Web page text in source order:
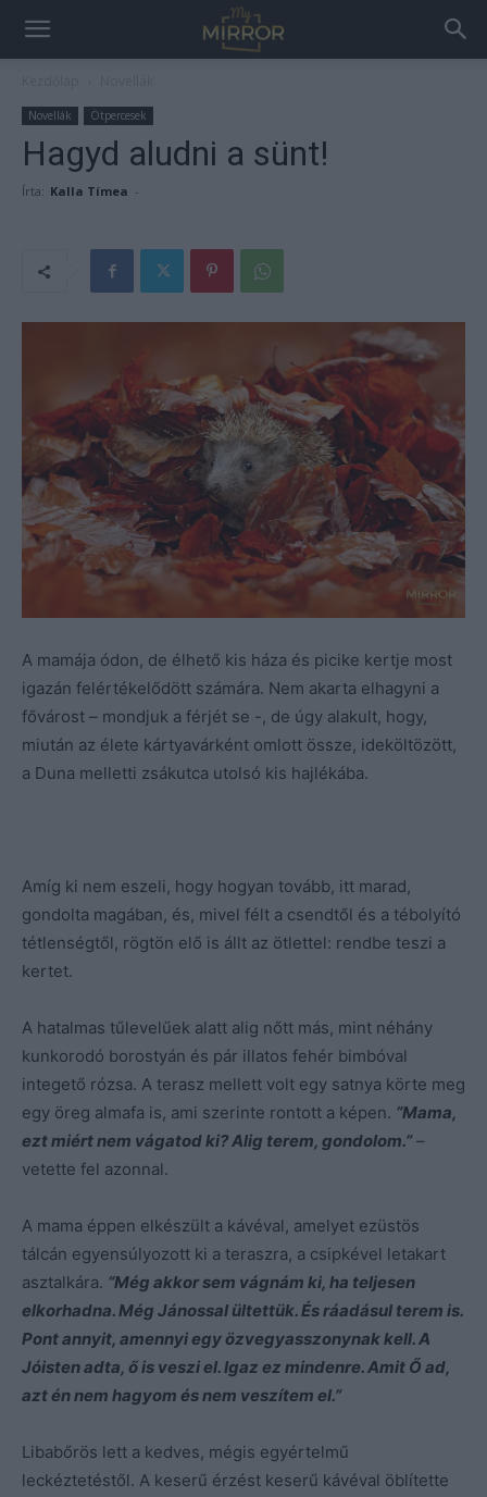
Novellák Ötpercesek
Hagyd aludni a sünt!
Írta: Kalla Tímea -
A mamája ódon, de élhető kis háza és picike kertje most
igazán felértékelődött számára. Nem akarta elhagyni a
fővárost – mondjuk a férjét se -, de úgy alakult, hogy,
miután az élete kártyavárként omlott össze, ideköltözött,
a Duna melletti zsákutca utolsó kis hajlékába.
Amíg ki nem eszeli, hogy hogyan tovább, itt marad,
gondolta magában, és, mivel félt a csendtől és a tébolyító
tétlenségtől, rögtön elő is állt az ötlettel: rendbe teszi a
kertet.
A hatalmas tűlevelűek alatt alig nőtt más, mint néhány
kunkorodó borostyán és pár illatos fehér bimbóval
integető rózsa. A terasz mellett volt egy satnya körte meg
egy öreg almafa is, ami szerinte rontott a képen. “Mama,
ezt miért nem vágatod ki? Alig terem, gondolom.”–
vetette fel azonnal.
A mama éppen elkészült a kávéval, amelyet ezüstös
tálcán egyensúlyozott ki a teraszra, a csipkével letakart
asztalkára. “Még akkor sem vágnám ki, ha teljesen
elkorhadna. Még Jánossal ültettük. És ráadásul terem is.
Pont annyit, amennyi egy özvegyasszonynak kell. A
Jóisten adta, ő is veszi el. Igaz ez mindenre. Amit Ő ad,
azt én nem hagyom és nem veszítem el.”
Libabőrös lett a kedves, mégis egyértelmű
leckéztetéstől. A keserű érzést keserű kávéval öblítette